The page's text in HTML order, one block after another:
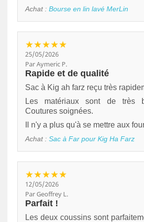
Achat : Bourse en lin lavé MerLin
★★★★★
25/05/2026
Par Aymeric P.
Rapide et de qualité
Sac à Kig ah farz reçu très
Les matériaux sont de très
Coutures soignées.
Il n'y a plus qu'à se mettre aux
Achat : Sac à Far pour Kig Ha Farz
★★★★★
12/05/2026
Par Geoffrey L.
Parfait !
Les deux coussins sont